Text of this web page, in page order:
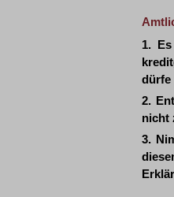
1.
dürfe
2.
nicht
3.